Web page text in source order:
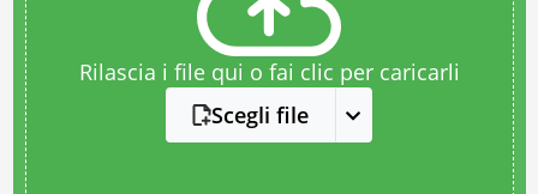
Rilascia i file qui o fai clic per caricarli
Scegli file